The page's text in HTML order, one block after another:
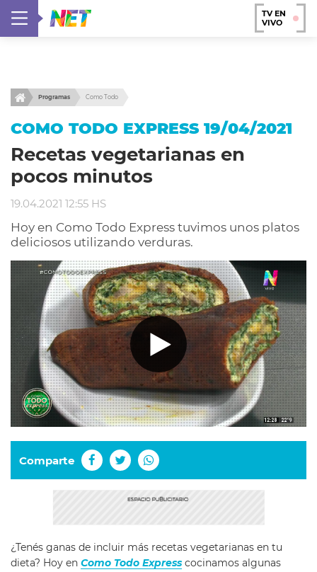
TV EN
VIVO
Programas Como Todo
COMO TODO EXPRESS 19/04/2021
Recetas vegetarianas en
pocos minutos
19.04.2021 12:55 HS
Hoy en Como Todo Express tuvimos unos platos
deliciosos utilizando verduras.
Comparte
¿Tenés ganas de incluir más recetas vegetarianas en tu
dieta? Hoy en Como Todo Express cocinamos algunas